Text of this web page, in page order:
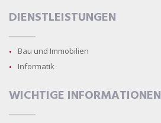
DIENSTLEISTUNGEN
Bau und Immobilien
Informatik
WICHTIGE INFORMATIONEN